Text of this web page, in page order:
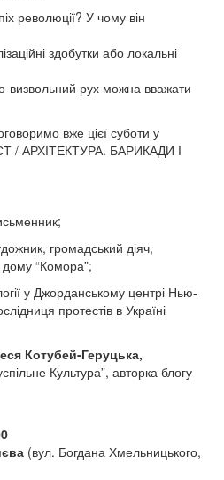
революції? У чому він
здобутки або локальні
визвольний рух можна вважати
вже цієї суботи у
/ АРХІТЕКТУРА. БАРИКАДИ І
громадський діяч,
дому “Комора”;
у Джорданському центрі Нью-
протестів в Україні
Котубей-Геруцька,
Культура”, авторка блогу
(вул. Богдана Хмельницького,